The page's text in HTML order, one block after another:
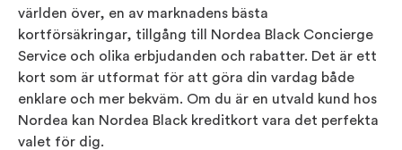
världen över, en av marknadens bästa
kortförsäkringar, tillgång till Nordea Black Concierge
Service och olika erbjudanden och rabatter. Det är ett
kort som är utformat för att göra din vardag både
enklare och mer bekväm. Om du är en utvald kund hos
Nordea kan Nordea Black kreditkort vara det perfekta
valet för dig.